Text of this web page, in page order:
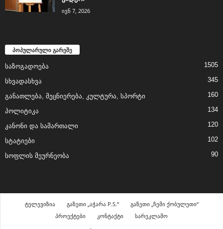
ივნ 7, 2026
პოპულარული გარეშე
საზოგადოება 1505
სხვადასხვა 345
განათლება, მეცნიერება, კულტურა, სპორტი 160
პოლიტიკა 134
კანონი და სამართალი 120
სტატიები 102
სოფლის მეურნეობა 90
ტელევიზია გაზეთი „აჭარა P.S.“
გაზეთი „ჩემი ქობულეთი“
პროექტები
კონტაქტი
სარეკლამო